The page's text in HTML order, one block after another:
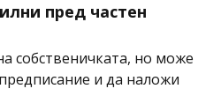
пред частен
собственичката, но може
и да наложи